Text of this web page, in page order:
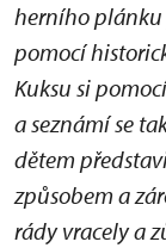
herního plánku
pomocí
Kuksu si
a seznámí se
dětem
způsobem a
rády vracely a